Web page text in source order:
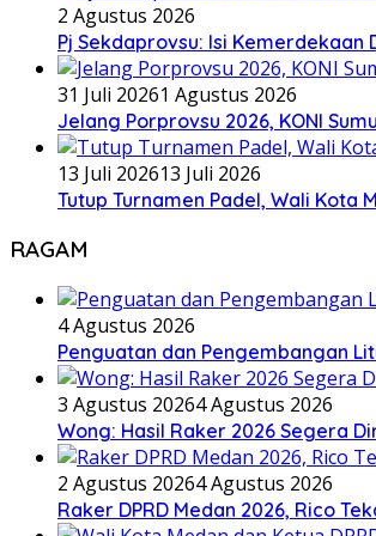
2 Agustus 2026
Pj Sekdaprovsu: Isi Kemerdekaan
31 Juli 20261 Agustus 2026
Jelang Porprovsu 2026, KONI
13 Juli 202613 Juli 2026
Tutup Turnamen Padel, Wali
RAGAM
4 Agustus 2026
Penguatan dan Pengembangan
3 Agustus 20264 Agustus 2026
Wong: Hasil Raker 2026 Segera
2 Agustus 20264 Agustus 2026
Raker DPRD Medan 2026, Rico